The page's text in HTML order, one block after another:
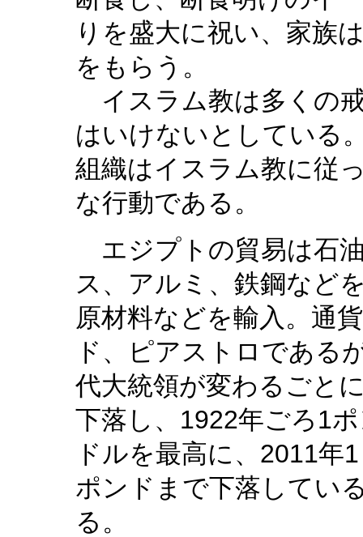
りを盛大に祝い、家族
をもらう。
イスラム教は多くの
はいけないとしている
組織はイスラム教に従
な行動である。
エジプトの貿易は石
ス、アルミ、鉄鋼など
原材料などを輸入。通
ド、ピアストロである
代大統領が変わるごと
下落し、 1922年ごろ 1
ドルを最高に 、2011年1
ポンドまで下落してい
る。